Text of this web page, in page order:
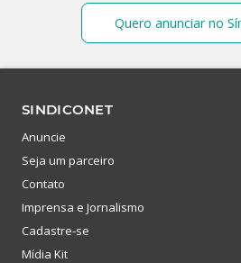
Quero anunciar no
SINDICONET
Anuncie
Seja um parceiro
Contato
Imprensa e Jornalismo
Cadastre-se
Mídia Kit